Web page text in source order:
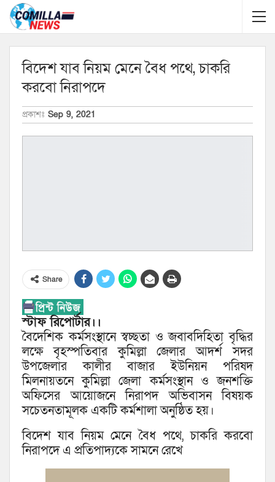
বিদেশ যাব নিয়ম মেনে বৈধ পথে, চাকরি
করবো নিরাপদে
প্রকাশঃ Sep 9, 2021
Share
স্টাফ রিপোর্টার।।
বৈদেশিক কর্মসংস্থানে স্বচ্ছতা ও জবাবদিহিতা বৃদ্ধির
লক্ষে বৃহস্পতিবার কুমিল্লা জেলার আদর্শ সদর
উপজেলার কালীর বাজার ইউনিয়ন পরিষদ
মিলনায়তনে কুমিল্লা জেলা কর্মসংস্থান ও জনশক্তি
অফিসের আয়োজনে নিরাপদ অভিবাসন বিষয়ক
সচেতনতামূলক একটি কর্মশালা অনুষ্ঠিত হয়।
বিদেশ যাব নিয়ম মেনে বৈধ পথে, চাকরি করবো
নিরাপদে এ প্রতিপাদ্যকে সামনে রেখে